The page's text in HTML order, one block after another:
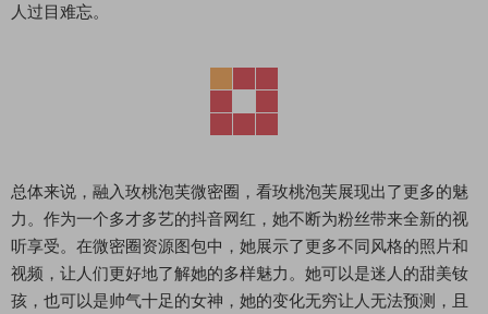
人过目难忘。
总体来说，融入玫桃泡芙微密圈，看玫桃泡芙展现出了更多的魅
力。作为一个多才多艺的抖音网红，她不断为粉丝带来全新的视
听享受。在微密圈资源图包中，她展示了更多不同风格的照片和
视频，让人们更好地了解她的多样魅力。她可以是迷人的甜美钕
孩，也可以是帅气十足的女神，她的变化无穷让人无法预测，且